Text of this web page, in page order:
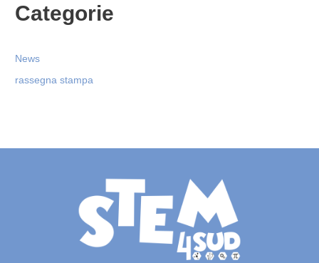
Categorie
News
rassegna stampa